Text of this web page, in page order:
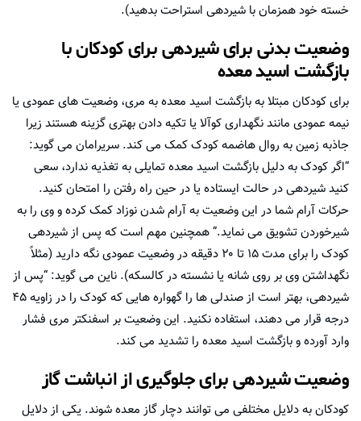
خسته خود همزمان با شیردهی استراحت بدهید).
وضعیت بدنی برای شیردهی برای کودکان با
بازگشت اسید معده
برای کودکان مبتلا به بازگشت اسید معده به مری، وضعیت های عمودی یا
نیمه عمودی مانند نگهداری کوآلا یا تکیه دادن بهتری گزینه هستند زیرا
جاذبه زمین به روال هاضمه کودک کمک می کند. سریرامان می گوید:
“اگر کودک به دلیل بازگشت اسید معده تمایلی به تغذیه ندارد، سعی
کنید شیردهی در حالت ایستاده یا در حین راه رفتن را امتحان کنید.
حرکات آرام شما در این وضعیت به آرام شدن نوزاد کمک کرده و وی را به
شیرخوردن تشویق می نماید.” همچنین مهم است که پس از شیردهی
کودک را برای مدت ۱۵ تا ۲۰ دقیقه در وضعیت عمودی نگه دارید (مثلاً
نگهداشتن وی بر روی شانه یا نشسته در کالسکه). ناین می گوید: “پس از
شیردهی، بهتر است از صندلی ها را گهواره هایی که کودک را در زاویه ۴۵
درجه قرار می دهند، استفاده نکنید. این وضعیت بر اسفنکتر مری فشار
وارد آورده و بازگشت اسید معده را تشدید می کند.
وضعیت شیردهی برای جلوگیری از انباشت گاز
کودکان به دلایل مختلفی می توانند دچار گاز معده شوند. یکی از دلایل